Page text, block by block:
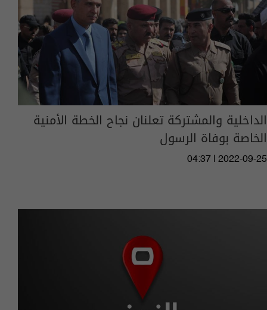
الداخلية والمشتركة تعلنان نجاح الخطة الأمنية
الخاصة بوفاة الرسول
04:37 | 2022-09-25